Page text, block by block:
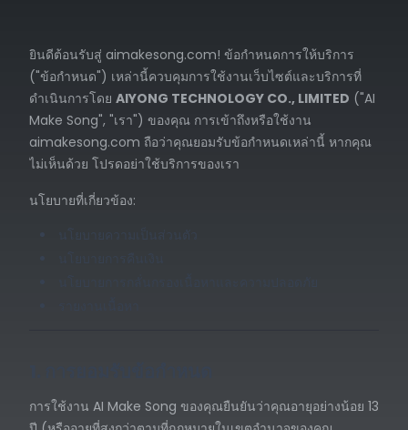
ยินดีต้อนรับสู่ aimakesong.com! ข้อกำหนดการให้บริการ
("ข้อกำหนด") เหล่านี้ควบคุมการใช้งานเว็บไซต์และบริการที่
ดำเนินการโดย AIYONG TECHNOLOGY CO., LIMITED ("AI
Make Song", "เรา") ของคุณ การเข้าถึงหรือใช้งาน
aimakesong.com ถือว่าคุณยอมรับข้อกำหนดเหล่านี้ หากคุณ
ไม่เห็นด้วย โปรดอย่าใช้บริการของเรา
นโยบายที่เกี่ยวข้อง:
การใช้งาน AI Make Song ของคุณยืนยันว่าคุณอายุอย่างน้อย 13